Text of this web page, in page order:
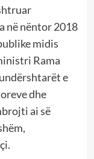
në nëntor 2018
midis
Rama
e
dhe
ai së